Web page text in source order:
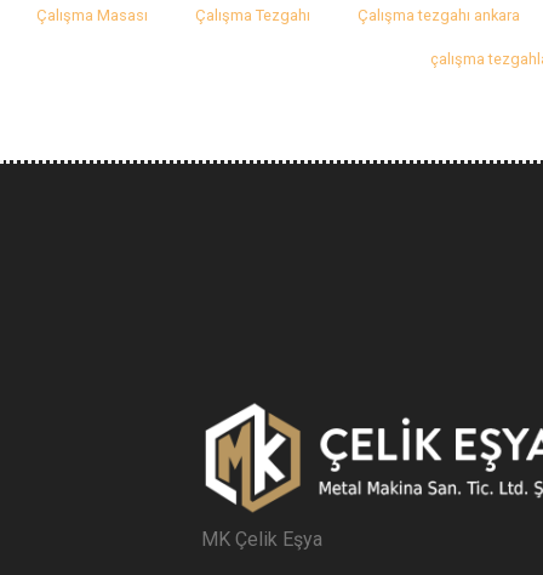
Çalışma Masası Çalışma Tezgahı Çalışma tezgahı ankara
çalışma
MK Çelik Eşya